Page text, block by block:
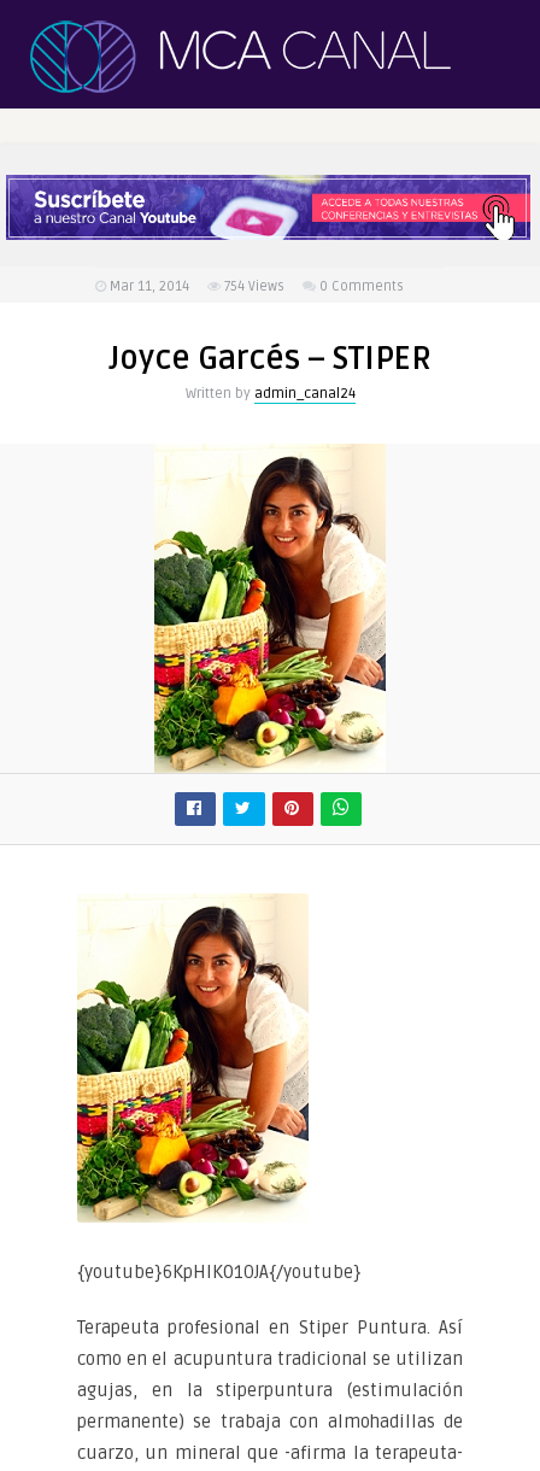
Mar 11, 2014 754 Views 0 Comments
Joyce Garcés – STIPER
Written by admin_canal24
{youtube}6KpHlK01OJA{/youtube}
Terapeuta profesional en Stiper Puntura. Así
como en el acupuntura tradicional se utilizan
agujas, en la stiperpuntura (estimulación
permanente) se trabaja con almohadillas de
cuarzo, un mineral que -afirma la terapeuta-